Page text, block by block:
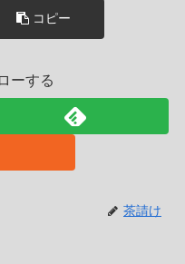
コピー
ーする
茶請け